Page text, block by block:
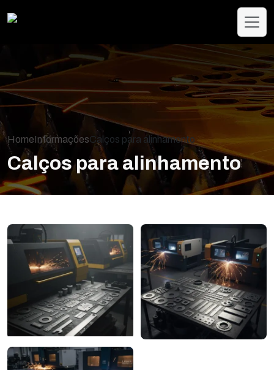
HomeInformaçõesCalços para alinhamento
Calços para alinhamento